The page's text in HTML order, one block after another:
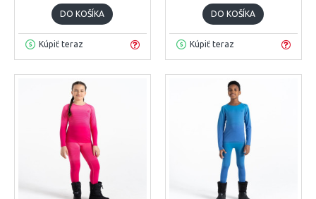
DO KOŠÍKA
Kúpiť teraz
DO KOŠÍKA
Kúpiť teraz